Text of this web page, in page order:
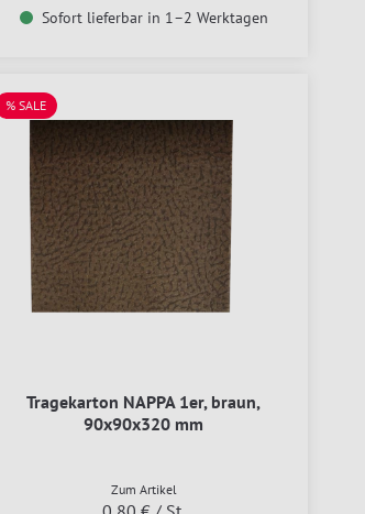
Sofort lieferbar in 1–2 Werktagen
% SALE
Tragekarton NAPPA 1er, braun,
90x90x320 mm
Zum Artikel